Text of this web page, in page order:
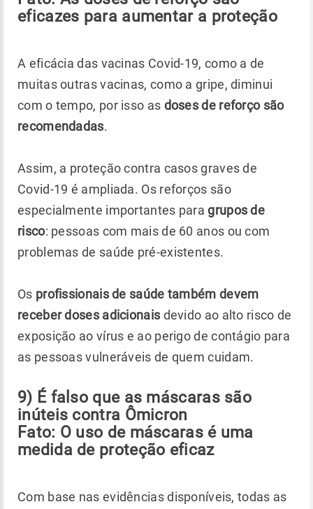
eficazes para aumentar a proteção
A eficácia das vacinas Covid-19, como a de
muitas outras vacinas, como a gripe, diminui
com o tempo, por isso as doses de reforço são
recomendadas.
Assim, a proteção contra casos graves de
Covid-19 é ampliada. Os reforços são
especialmente importantes paragrupos de
risco: pessoas com mais de 60 anos ou com
problemas de saúde pré-existentes.
Os profissionais de saúde também devem
receber doses adicionais devido ao alto risco de
exposição ao vírus e ao perigo de contágio para
as pessoas vulneráveis de quem cuidam.
9) É falso que as máscaras são
inúteis contra Ômicron
Fato: O uso de máscaras é uma
medida de proteção eficaz
Com base nas evidências disponíveis, todas as